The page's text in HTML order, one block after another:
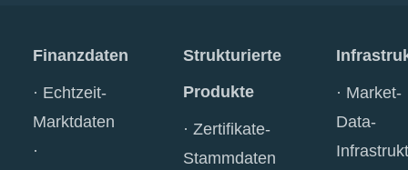
Finanzdaten
Echtzeit-
Marktdaten
Strukturierte
Produkte
Zertifikate-
Stammdaten
Market-
Data-